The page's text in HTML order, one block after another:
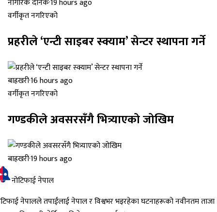
नागरिक दैनिक·19 hours ago
वर्गीकृत नगरिएको
प्रहरीले ‘एन्टी साइबर स्क्याम’ सेन्टर स्थापना गर्ने
बाह्रखरी·16 hours ago
वर्गीकृत नगरिएको
गण्डकीले अवसरसँगै भित्र्याएको जोखिम
बाह्रखरी·19 hours ago
नोटिफाई नेपाल
नेपालले तपाईंलाई नेपाल र विश्वभर भइरहेका घटनाहरूको नवीनतम ताजा